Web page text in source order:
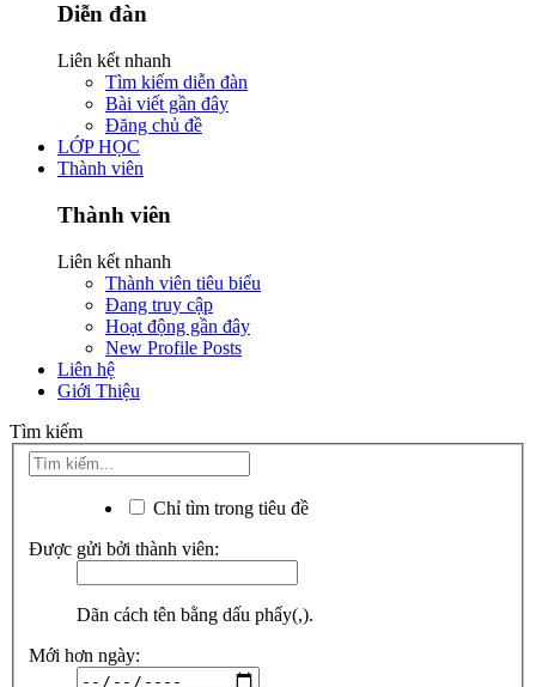
Diễn đàn
Liên kết nhanh
Tìm kiếm diễn đàn
Bài viết gần đây
Đăng chủ đề
LỚP HỌC
Thành viên
Thành viên
Liên kết nhanh
Thành viên tiêu biểu
Đang truy cập
Hoạt động gần đây
New Profile Posts
Liên hệ
Giới Thiệu
Tìm kiếm
Chỉ tìm trong tiêu đề
Được gửi bởi thành viên:
Dãn cách tên bằng dấu phẩy(,).
Mới hơn ngày: